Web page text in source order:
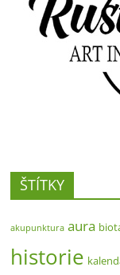
ŠTÍTKY
akupunktura aura
historie